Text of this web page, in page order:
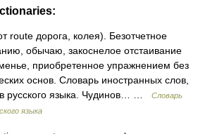
route дорога, колея). Безотчетное
обычаю, закоснелое отстаивание
приобретенное упражнением без
основ. Словарь иностранных слов,
русского языка. Чудинов… …
Словарь
языка